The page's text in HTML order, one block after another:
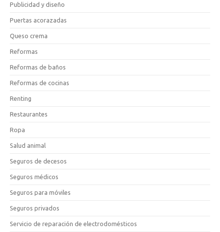
Publicidad y diseño
Puertas acorazadas
Queso crema
Reformas
Reformas de baños
Reformas de cocinas
Renting
Restaurantes
Ropa
Salud animal
Seguros de decesos
Seguros médicos
Seguros para móviles
Seguros privados
Servicio de reparación de electrodomésticos